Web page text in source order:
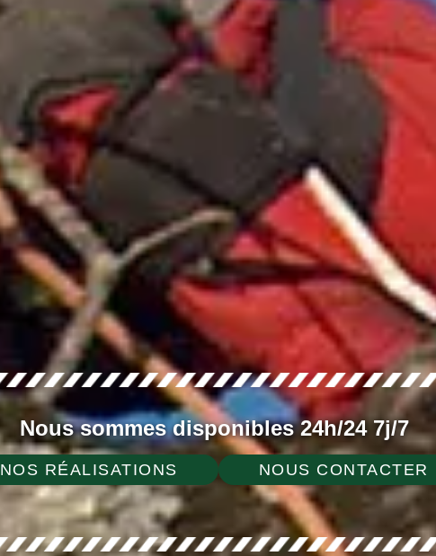
Nous sommes disponibles 24h/24 7j/7
NOS RÉALISATIONS NOUS CONTACTER